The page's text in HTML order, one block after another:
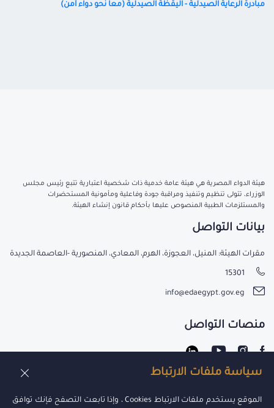
سياسة ملفات الارتباط
الموقع يستخدم ملفات الارتباط Cookies ، وإذا تابعت التصفح فإنك توافق
مبادرة الرعاية الصيدلية - اليقظة الصيدلية (معا نحو دواء آمن)
هيئة الدواء المصرية هي هيئة عامة خدمية ذات شخصية اعتبارية تتبع رئيس مجلس
الوزراء، تتولى تنظيم وتنفيذ ومراقبة جودة وفاعلية ومأمونية المستحضرات
والمستلزمات الطبية المنصوص عليها بأحكام قانون إنشاء الهيئة.
بيانات التواصل
مقرات الهيئة: المنيل، العجوزة، الهرم، المعادي، المنصورية -العاصمة الجديدة
15301
info@edaegypt.gov.eg
منصات التواصل